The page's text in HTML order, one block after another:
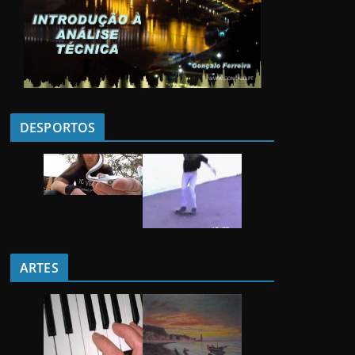
DESPORTOS
ARTES